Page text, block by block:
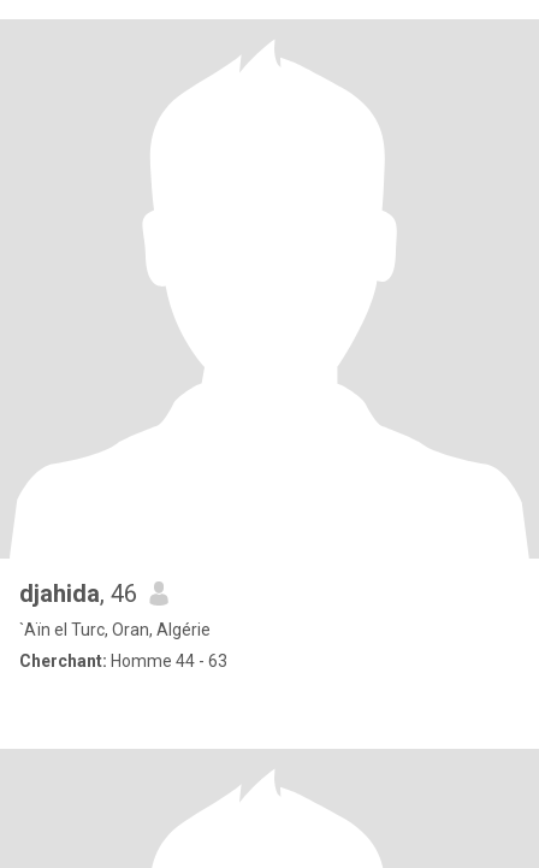
djahida, 46
`Aïn el Turc, Oran, Algérie
Cherchant: Homme 44 - 63